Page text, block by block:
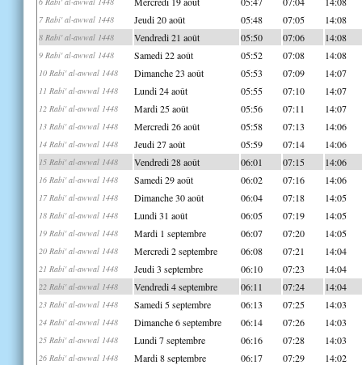
7 Rabi' al-awwal 1448 Jeudi 20 août 05:48 07:05 14:08
8 Rabi' al-awwal 1448 Vendredi 21 août 05:50 07:06 14:08
9 Rabi' al-awwal 1448 Samedi 22 août 05:52 07:08 14:08
10 Rabi' al-awwal 1448 Dimanche 23 août 05:53 07:09 14:07
11 Rabi' al-awwal 1448 Lundi 24 août 05:55 07:10 14:07
12 Rabi' al-awwal 1448 Mardi 25 août 05:56 07:11 14:07
13 Rabi' al-awwal 1448 Mercredi 26 août 05:58 07:13 14:06
14 Rabi' al-awwal 1448 Jeudi 27 août 05:59 07:14 14:06
15 Rabi' al-awwal 1448 Vendredi 28 août 06:01 07:15 14:06
16 Rabi' al-awwal 1448 Samedi 29 août 06:02 07:16 14:06
17 Rabi' al-awwal 1448 Dimanche 30 août 06:04 07:18 14:05
18 Rabi' al-awwal 1448 Lundi 31 août 06:05 07:19 14:05
19 Rabi' al-awwal 1448 Mardi 1 septembre 06:07 07:20 14:05
20 Rabi' al-awwal 1448 Mercredi 2 septembre 06:08 07:21 14:04
21 Rabi' al-awwal 1448 Jeudi 3 septembre 06:10 07:23 14:04
22 Rabi' al-awwal 1448 Vendredi 4 septembre 06:11 07:24 14:04
23 Rabi' al-awwal 1448 Samedi 5 septembre 06:13 07:25 14:03
24 Rabi' al-awwal 1448 Dimanche 6 septembre 06:14 07:26 14:03
25 Rabi' al-awwal 1448 Lundi 7 septembre 06:16 07:28 14:03
26 Rabi' al-awwal 1448 Mardi 8 septembre 06:17 07:29 14:02